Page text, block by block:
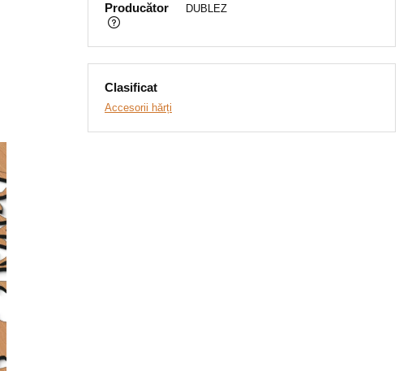
Producător DUBLEZ
Clasificat
Accesorii hărți